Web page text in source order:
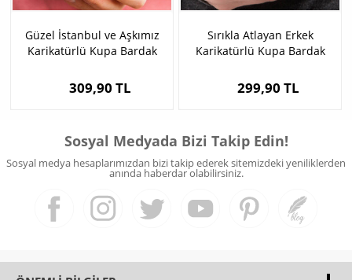
Güzel İstanbul ve Aşkımız
Karikatürlü Kupa Bardak
309,90 TL
Sırıkla Atlayan Erkek
Karikatürlü Kupa Bardak
299,90 TL
Sosyal Medyada Bizi Takip Edin!
Sosyal medya hesaplarımızdan bizi takip ederek sitemizdeki yeniliklerden
anında haberdar olabilirsiniz.